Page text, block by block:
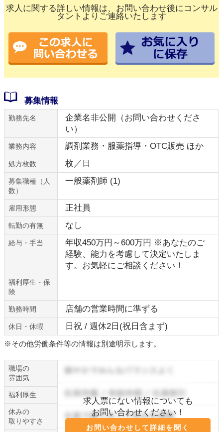
求人に関する詳しい情報は、お問い合わせ後にコンサル
タントよりご連絡いたします
募集情報
勤務先名
企業名非公開（お問い合わせくださ
い）
業務内容 調剤業務・服薬指導・OTC販売 ほか
処方枚数 枚／日
募集職種（人
数）
一般薬剤師 (1)
雇用形態 正社員
転勤の有無 なし
給与・手当
年収450万円～600万円 ※あなたのご
経験、能力を考慮して決定いたしま
す。お気軽にご相談ください！
福利厚生・保
険
勤務時間 店舗の営業時間に準ずる
休日・休暇 日祝 / 週休2日(祝日含まず)
※その他労働条件等の情報は別途明示します。
職場の
雰囲気
求人票にない情報についても
お問い合わせください！
お問い合わせして詳細を聞く
福利厚生
休みの
取りやすさ